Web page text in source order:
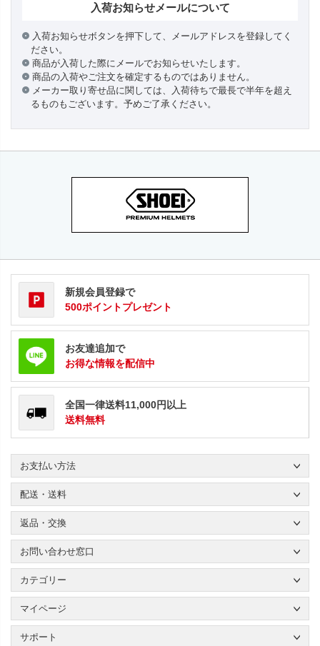
入荷お知らせメールについて
入荷お知らせボタンを押下して、メールアドレスを登録してく
ださい。
商品が入荷した際にメールでお知らせいたします。
商品の入荷やご注文を確定するものではありません。
メーカー取り寄せ品に関しては、入荷待ちで最長で半年を超え
るものもございます。予めご了承ください。
新規会員登録で
500ポイントプレゼント
お友達追加で
お得な情報を配信中
全国一律送料11,000円以上
送料無料
お支払い方法
配送・送料
返品・交換
お問い合わせ窓口
カテゴリー
マイページ
サポート